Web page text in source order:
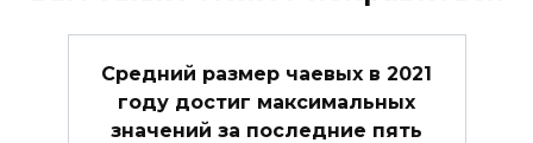
Средний размер чаевых в 2021
году достиг максимальных
значений за последние пять